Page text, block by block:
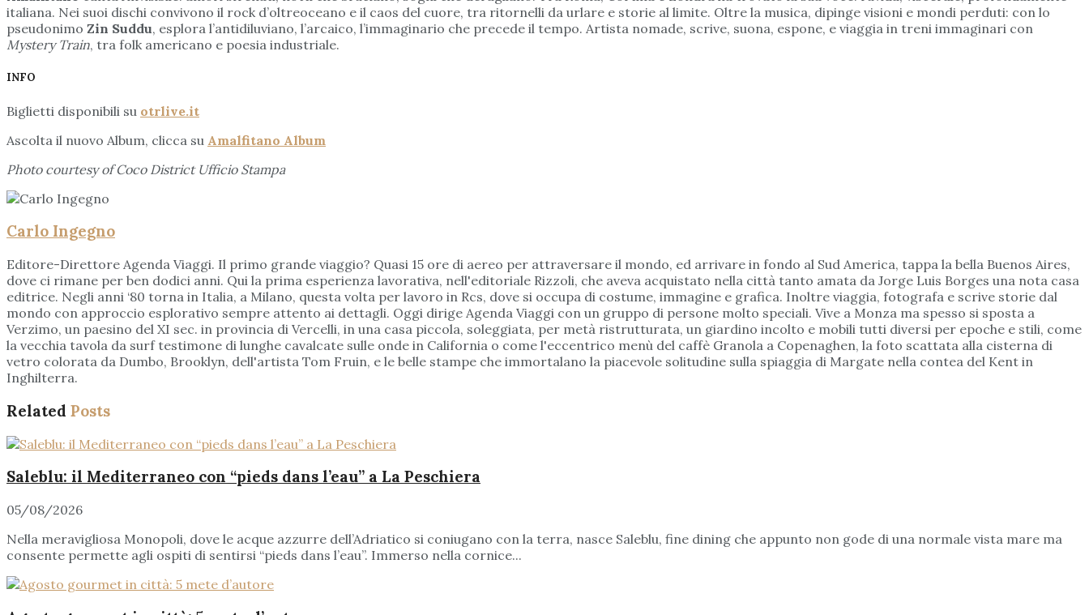
italiana. Nei suoi dischi convivono il rock d’oltreoceano e il caos del cuore, tra ritornelli da urlare e storie al limite. Oltre la musica, dipinge visioni e mondi perduti: con lo
pseudonimo Zin Suddu, esplora l’antidiluviano, l’arcaico, l’immaginario che precede il tempo. Artista nomade, scrive, suona, espone, e viaggia in treni immaginari con
Mystery Train, tra folk americano e poesia industriale.
INFO
Biglietti disponibili su otrlive.it
Ascolta il nuovo Album, clicca su Amalfitano Album
Photo courtesy of Coco District Ufficio Stampa
Carlo Ingegno
Editore-Direttore Agenda Viaggi. Il primo grande viaggio? Quasi 15 ore di aereo per attraversare il mondo, ed arrivare in fondo al Sud America, tappa la bella Buenos Aires,
dove ci rimane per ben dodici anni. Qui la prima esperienza lavorativa, nell'editoriale Rizzoli, che aveva acquistato nella città tanto amata da Jorge Luis Borges una nota casa
editrice. Negli anni ‘80 torna in Italia, a Milano, questa volta per lavoro in Rcs, dove si occupa di costume, immagine e grafica. Inoltre viaggia, fotografa e scrive storie dal
mondo con approccio esplorativo sempre attento ai dettagli. Oggi dirige Agenda Viaggi con un gruppo di persone molto speciali. Vive a Monza ma spesso si sposta a
Verzimo, un paesino del XI sec. in provincia di Vercelli, in una casa piccola, soleggiata, per metà ristrutturata, un giardino incolto e mobili tutti diversi per epoche e stili, come
la vecchia tavola da surf testimone di lunghe cavalcate sulle onde in California o come l'eccentrico menù del caffè Granola a Copenaghen, la foto scattata alla cisterna di
vetro colorata da Dumbo, Brooklyn, dell'artista Tom Fruin, e le belle stampe che immortalano la piacevole solitudine sulla spiaggia di Margate nella contea del Kent in
Inghilterra.
Related Posts
Saleblu: il Mediterraneo con “pieds dans l’eau” a La Peschiera
05/08/2026
Nella meravigliosa Monopoli, dove le acque azzurre dell’Adriatico si coniugano con la terra, nasce Saleblu, fine dining che appunto non gode di una normale vista mare ma
consente permette agli ospiti di sentirsi “pieds dans l’eau”. Immerso nella cornice...